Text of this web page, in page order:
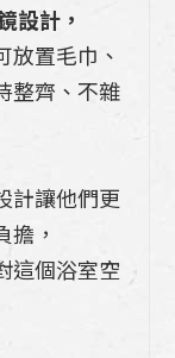
設計，
放置毛巾、
整齊、不雜
計讓他們更
，
這個浴室空